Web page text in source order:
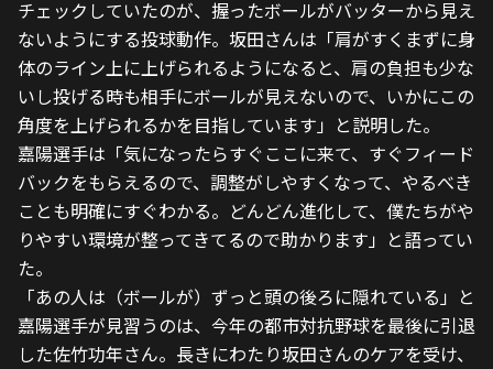
チェックしていたのが、握ったボールがバッターから見え
ないようにする投球動作。坂田さんは「肩がすくまずに身
体のライン上に上げられるようになると、肩の負担も少な
いし投げる時も相手にボールが見えないので、いかにこの
角度を上げられるかを目指しています」と説明した。
嘉陽選手は「気になったらすぐここに来て、すぐフィード
バックをもらえるので、調整がしやすくなって、やるべき
ことも明確にすぐわかる。どんどん進化して、僕たちがや
りやすい環境が整ってきてるので助かります」と語ってい
た。
「あの人は（ボールが）ずっと頭の後ろに隠れている」と
嘉陽選手が見習うのは、今年の都市対抗野球を最後に引退
した佐竹功年さん。長きにわたり坂田さんのケアを受け、